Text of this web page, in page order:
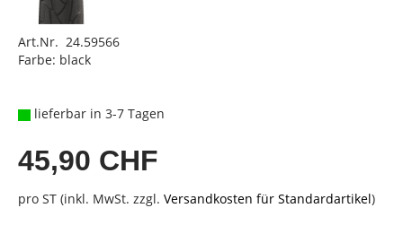
Art.Nr. 24.59566
Farbe: black
lieferbar in 3-7 Tagen
45,90 CHF
pro ST (inkl. MwSt. zzgl. Versandkosten für Standardartikel)